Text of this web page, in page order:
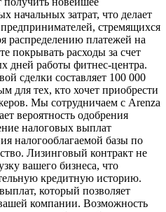
начальных затрат, что делает
стремящихся
распределению платежей на
покрывать расходы за счет
дней работы фитнес-центра.
сделки составляет 100 000
для тех, кто хочет приобрести
Мы сотрудничаем с Arenza
вероятность одобрения
налоговых выплат
налогооблагаемой базы по
Лизинговый контракт не
вашего бизнеса, что
кредитную историю.
который позволяет
компании. Возможность